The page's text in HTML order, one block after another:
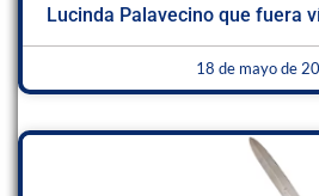
Lucinda Palavecino que fuera
18 de mayo de